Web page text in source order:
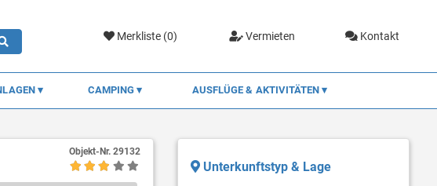
Merkliste (0) Vermieten Kontakt
CAMPING AUSFLÜGE & AKTIVITÄTEN
Objekt-Nr. 29132
Unterkunftstyp & Lage